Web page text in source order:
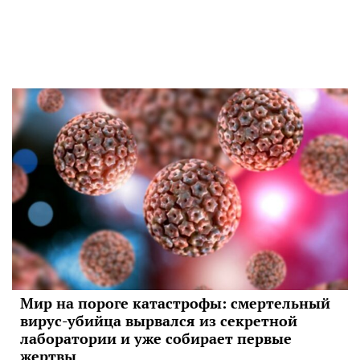
Мир на пороге катастрофы: смертельный
вирус-убийца вырвался из секретной
лаборатории и уже собирает первые
жертвы